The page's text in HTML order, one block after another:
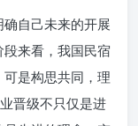
自己未来的开展
来看，我国民宿
是构思共同，理
晋级不只仅是进